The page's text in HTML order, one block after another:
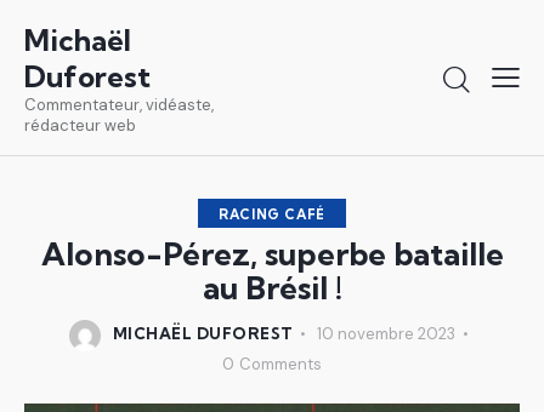
Michaël
Duforest
Commentateur, vidéaste,
rédacteur web
RACING CAFÉ
Alonso-Pérez, superbe bataille
au Brésil !
MICHAËL DUFOREST
10 novembre 2023
0 Comments